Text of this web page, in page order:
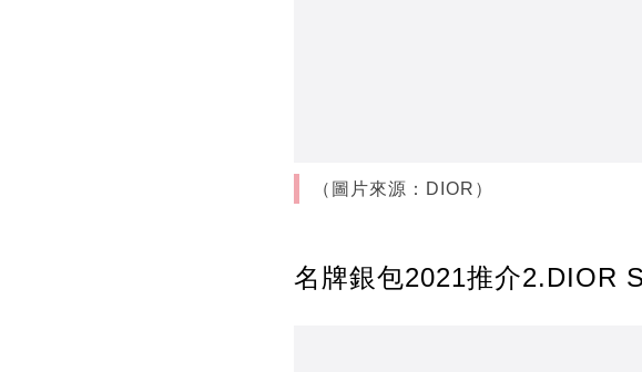
（圖片來源：DIOR）
名牌銀包2021推介2.DIOR